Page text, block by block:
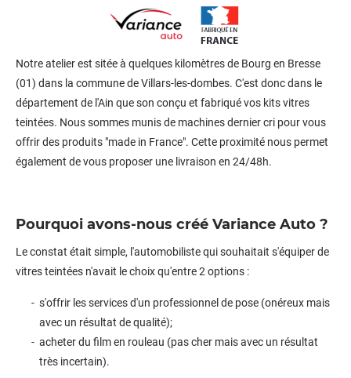
Notre atelier est sitée à quelques kilomètres de Bourg en Bresse
(01) dans la commune de Villars-les-dombes. C'est donc dans le
département de l'Ain que son conçu et fabriqué vos kits vitres
teintées. Nous sommes munis de machines dernier cri pour vous
offrir des produits "made in France". Cette proximité nous permet
également de vous proposer une livraison en 24/48h.
Pourquoi avons-nous créé Variance Auto ?
Le constat était simple, l'automobiliste qui souhaitait s'équiper de
vitres teintées n'avait le choix qu'entre 2 options :
s'offrir les services d'un professionnel de pose (onéreux mais
avec un résultat de qualité);
acheter du film en rouleau (pas cher mais avec un résultat
très incertain).